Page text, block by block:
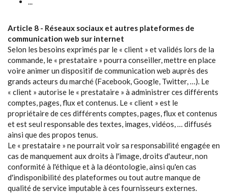
Article 8 - Réseaux sociaux et autres plateformes de
communication web sur internet
Selon les besoins exprimés par le « client » et validés lors de la
commande, le « prestataire » pourra conseiller, mettre en place
voire animer un dispositif de communication web auprès des
grands acteurs du marché (Facebook, Google, Twitter, …). Le
« client » autorise le « prestataire » à administrer ces différents
comptes, pages, flux et contenus. Le « client » est le
propriétaire de ces différents comptes, pages, flux et contenus
et est seul responsable des textes, images, vidéos, … diffusés
ainsi que des propos tenus.
Le « prestataire » ne pourrait voir sa responsabilité engagée en
cas de manquement aux droits à l'image, droits d'auteur, non
conformité à l'éthique et à la déontologie, ainsi qu'en cas
d'indisponibilité des plateformes ou tout autre manque de
qualité de service imputable à ces fournisseurs externes.